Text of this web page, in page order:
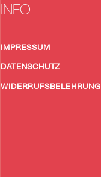
INFO
IMPRESSUM
DATENSCHUTZ
WIDERRUFSBELEHRUNG